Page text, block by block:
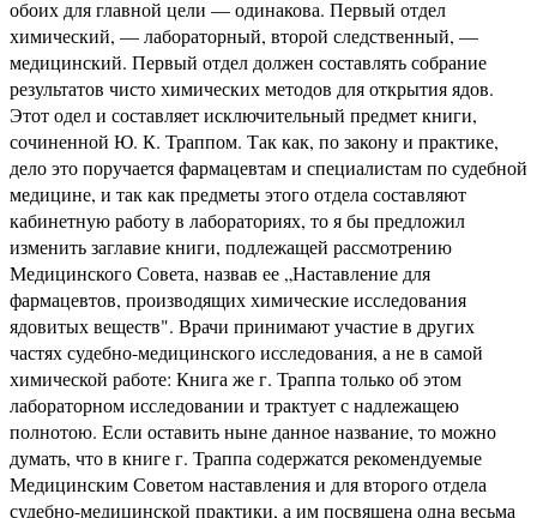
обоих для главной цели — одинакова. Первый отдел
химический, — лабораторный, второй следственный, —
медицинский. Первый отдел должен составлять собрание
результатов чисто химических методов для открытия ядов.
Этот одел и составляет исключительный предмет книги,
сочиненной Ю. К. Траппом. Так как, по закону и практике,
дело это поручается фармацевтам и специалистам по судебной
медицине, и так как предметы этого отдела составляют
кабинетную работу в лабораториях, то я бы предложил
изменить заглавие книги, подлежащей рассмотрению
Медицинского Совета, назвав ее „Наставление для
фармацевтов, производящих химические исследования
ядовитых веществ". Врачи принимают участие в других
частях судебно-медицинского исследования, а не в самой
химической работе: Книга же г. Траппа только об этом
лабораторном исследовании и трактует с надлежащею
полнотою. Если оставить ныне данное название, то можно
думать, что в книге г. Траппа содержатся рекомендуемые
Медицинским Советом наставления и для второго отдела
судебно-медицинской практики, а им посвящена одна весьма